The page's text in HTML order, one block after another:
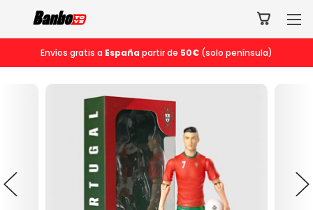
Envíos gratis a España partir de 50€ (solo península)